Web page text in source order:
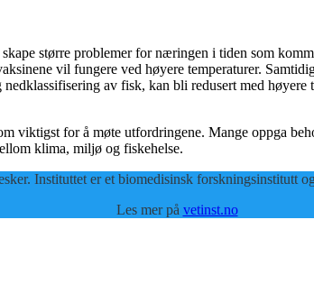
større problemer for næringen i tiden som
vil fungere ved høyere temperaturer.
av fisk, kan bli redusert med
viktigst for å møte utfordringene. Mange oppga
klima, miljø og fiskehelse.
Instituttet er et biomedisinsk forskningsinstitutt
Les mer på vetinst.no